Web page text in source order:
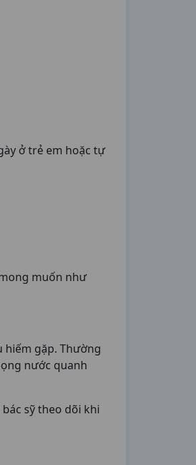
ở trẻ em hoặc tự
muốn như
hiếm gặp. Thường
nước quanh
sỹ theo dõi khi